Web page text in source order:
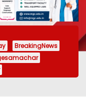
BreakingNews